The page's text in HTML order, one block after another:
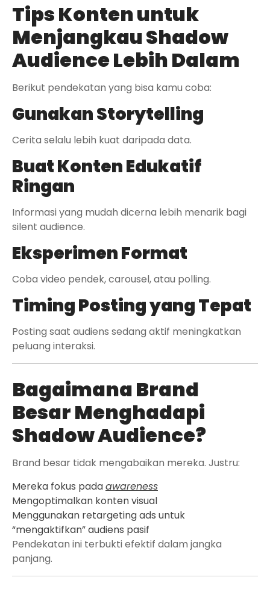
Tips Konten untuk
Menjangkau Shadow
Audience Lebih Dalam
Berikut pendekatan yang bisa kamu coba:
Gunakan Storytelling
Cerita selalu lebih kuat daripada data.
Buat Konten Edukatif
Ringan
Informasi yang mudah dicerna lebih menarik bagi
silent audience.
Eksperimen Format
Coba video pendek, carousel, atau polling.
Timing Posting yang Tepat
Posting saat audiens sedang aktif meningkatkan
peluang interaksi.
Bagaimana Brand
Besar Menghadapi
Shadow Audience?
Brand besar tidak mengabaikan mereka. Justru:
Mereka fokus padaawareness
Mengoptimalkan konten visual
Menggunakan retargeting ads untuk
“mengaktifkan” audiens pasif
Pendekatan ini terbukti efektif dalam jangka
panjang.